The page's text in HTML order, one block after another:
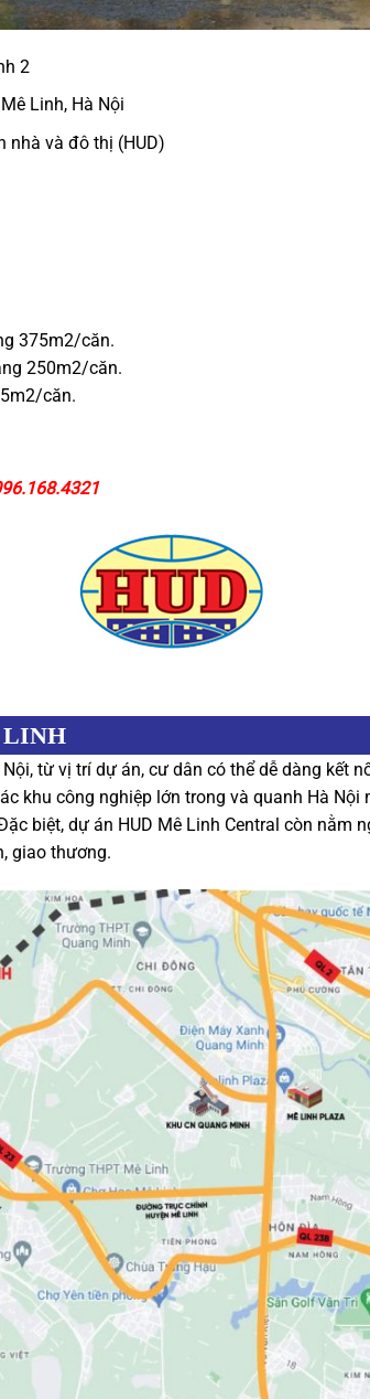
2
Linh, Hà Nội
nhà và đô thị (HUD)
375m2/căn.
250m2/căn.
căn.
từ vị trí dự án, cư dân có thể dễ dàng kết
khu công nghiệp lớn trong và quanh Hà
biệt, dự án HUD Mê Linh Central còn nằm
giao thương.